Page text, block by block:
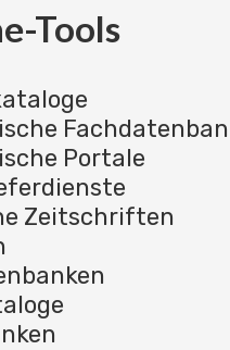
Tools
Portale
Zeitschriften